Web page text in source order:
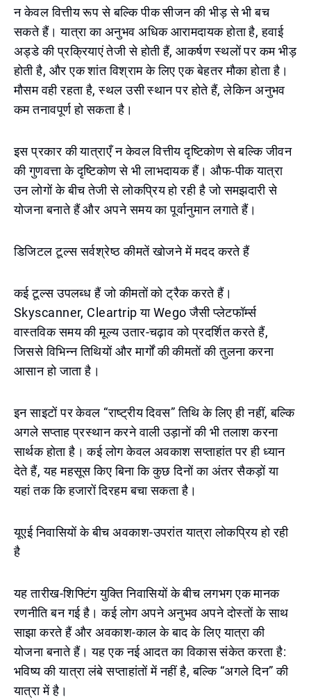
न केवल वित्तीय रूप से बल्कि पीक सीजन की भीड़ से भी बच
सकते हैं। यात्रा का अनुभव अधिक आरामदायक होता है, हवाई
अड्डे की प्रक्रियाएं तेजी से होती हैं, आकर्षण स्थलों पर कम भीड़
होती है, और एक शांत विश्राम के लिए एक बेहतर मौका होता है।
मौसम वही रहता है, स्थल उसी स्थान पर होते हैं, लेकिन अनुभव
कम तनावपूर्ण हो सकता है।
इस प्रकार की यात्राएँ न केवल वित्तीय दृष्टिकोण से बल्कि जीवन
की गुणवत्ता के दृष्टिकोण से भी लाभदायक हैं। औफ-पीक यात्रा
उन लोगों के बीच तेजी से लोकप्रिय हो रही है जो समझदारी से
योजना बनाते हैं और अपने समय का पूर्वानुमान लगाते हैं।
डिजिटल टूल्स सर्वश्रेष्ठ कीमतें खोजने में मदद करते हैं
कई टूल्स उपलब्ध हैं जो कीमतों को ट्रैक करते हैं।
Skyscanner, Cleartrip या Wego जैसी प्लेटफॉर्म्स
वास्तविक समय की मूल्य उतार-चढ़ाव को प्रदर्शित करते हैं,
जिससे विभिन्न तिथियों और मार्गों की कीमतों की तुलना करना
आसान हो जाता है।
इन साइटों पर केवल “राष्ट्रीय दिवस” तिथि के लिए ही नहीं, बल्कि
अगले सप्ताह प्रस्थान करने वाली उड़ानों की भी तलाश करना
सार्थक होता है। कई लोग केवल अवकाश सप्ताहांत पर ही ध्यान
देते हैं, यह महसूस किए बिना कि कुछ दिनों का अंतर सैकड़ों या
यहां तक कि हजारों दिरहम बचा सकता है।
यूएई निवासियों के बीच अवकाश-उपरांत यात्रा लोकप्रिय हो रही
है
यह तारीख-शिफ्टिंग युक्ति निवासियों के बीच लगभग एक मानक
रणनीति बन गई है। कई लोग अपने अनुभव अपने दोस्तों के साथ
साझा करते हैं और अवकाश-काल के बाद के लिए यात्रा की
योजना बनाते हैं। यह एक नई आदत का विकास संकेत करता है:
भविष्य की यात्रा लंबे सप्ताहांतों में नहीं है, बल्कि “अगले दिन” की
यात्रा में है।